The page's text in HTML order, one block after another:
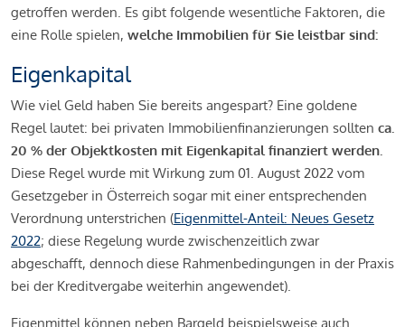
getroffen werden. Es gibt folgende wesentliche Faktoren, die
eine Rolle spielen, welche Immobilien für Sie leistbar sind:
Eigenkapital
Wie viel Geld haben Sie bereits angespart? Eine goldene
Regel lautet: bei privaten Immobilienfinanzierungen sollten ca.
20 % der Objektkosten mit Eigenkapital finanziert werden.
Diese Regel wurde mit Wirkung zum 01. August 2022 vom
Gesetzgeber in Österreich sogar mit einer entsprechenden
Verordnung unterstrichen (Eigenmittel-Anteil: Neues Gesetz
2022; diese Regelung wurde zwischenzeitlich zwar
abgeschafft, dennoch diese Rahmenbedingungen in der Praxis
bei der Kreditvergabe weiterhin angewendet).
Eigenmittel können neben Bargeld beispielsweise auch